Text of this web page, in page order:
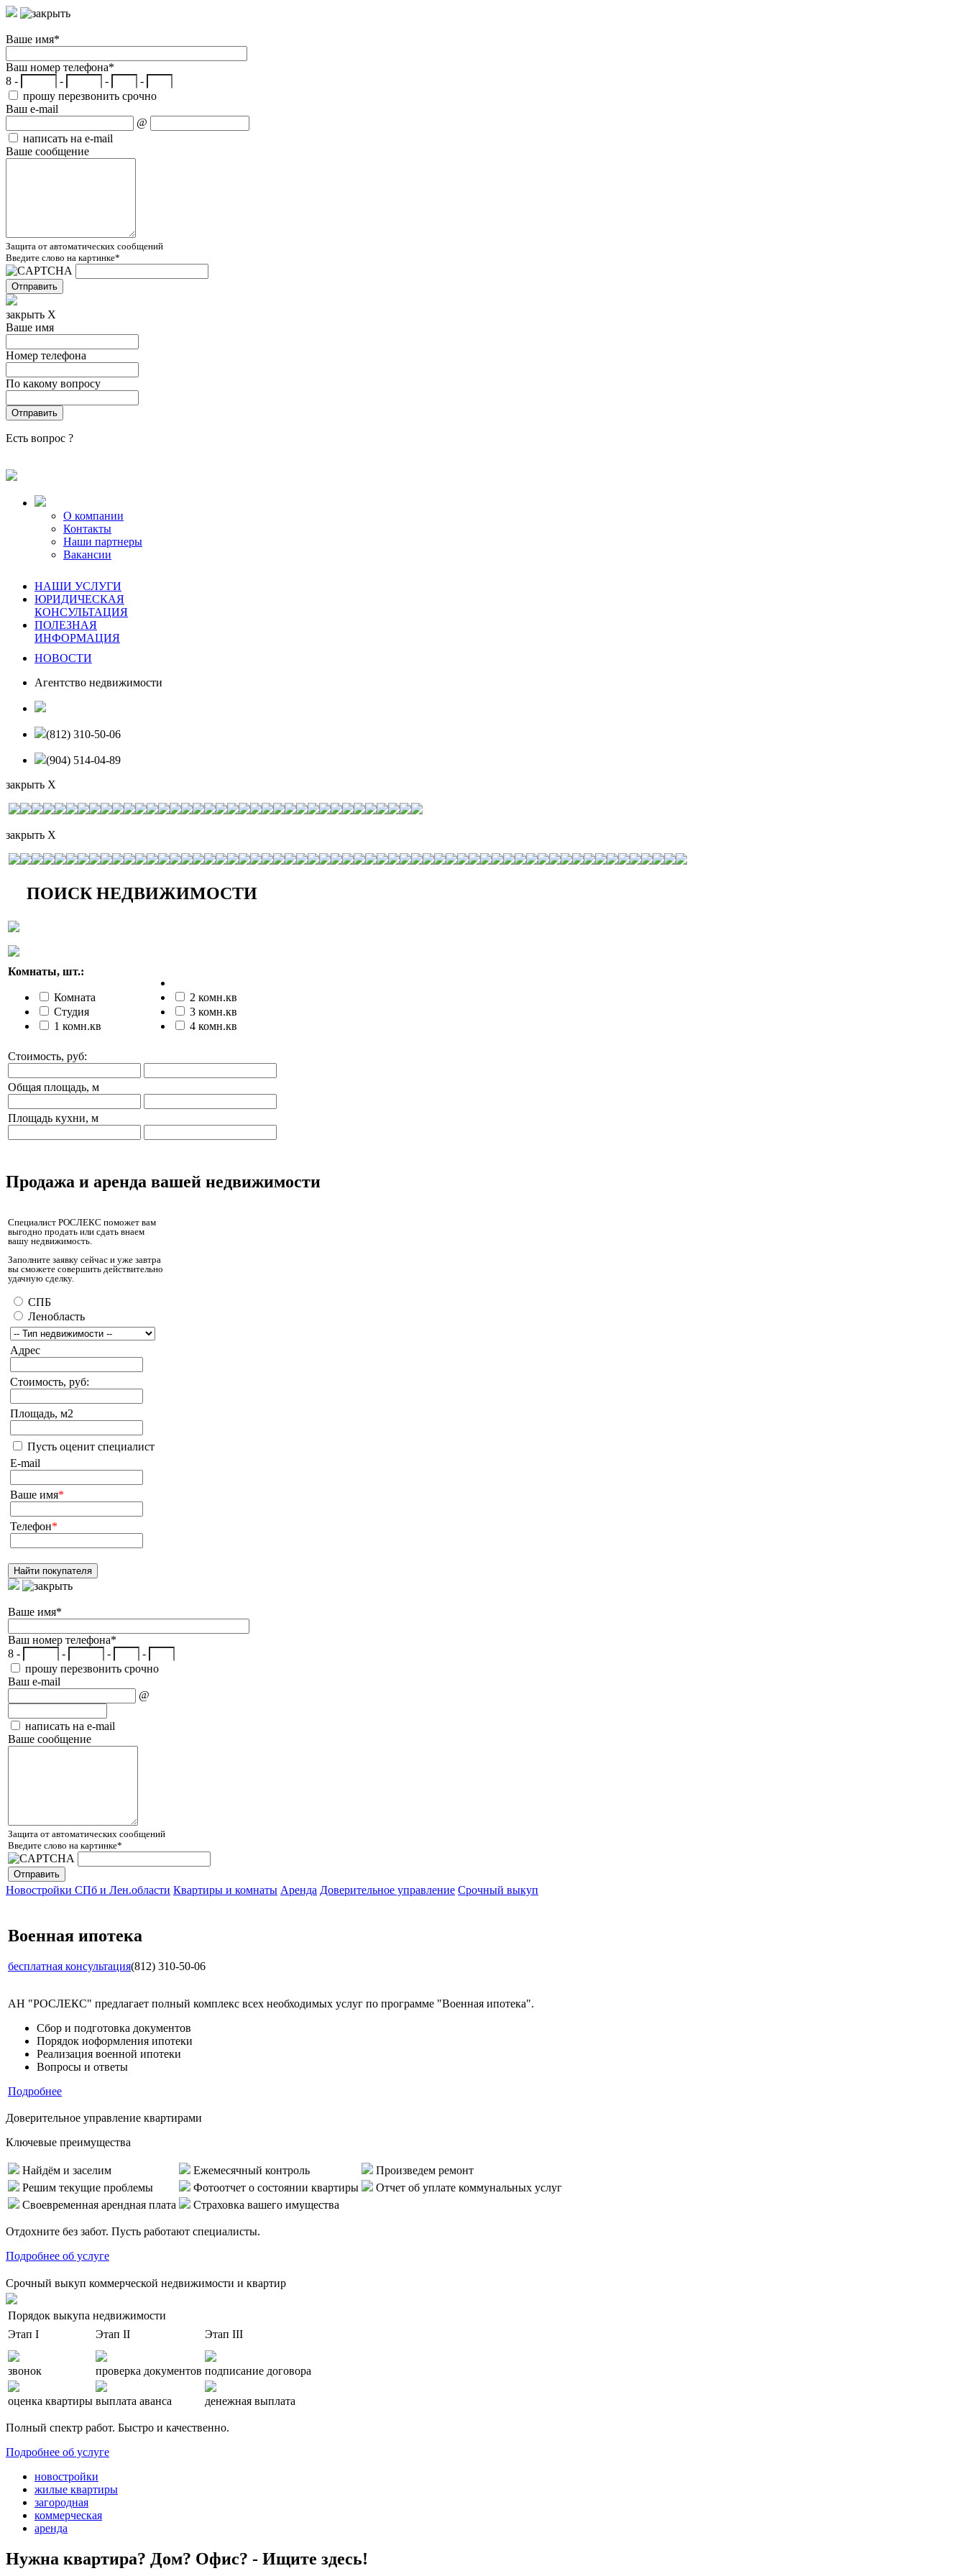
Ваше имя*
Ваш номер телефона*
8 -
- -
-
прошу перезвонить срочно
Ваш e-mail
@
написать на e-mail
Ваше сообщение
Защита от автоматических сообщений
Введите слово на картинке*
закрыть X
Ваше имя
Номер телефона
По какому вопросу
Есть вопрос ?
О компании
Контакты
Наши партнеры
Вакансии
НАШИ УСЛУГИ
ЮРИДИЧЕСКАЯ
КОНСУЛЬТАЦИЯ
ПОЛЕЗНАЯ
ИНФОРМАЦИЯ
НОВОСТИ
Агентство недвижимости
(812) 310-50-06
(904) 514-04-89
закрыть X
закрыть X
ПОИСК НЕДВИЖИМОСТИ
Комнаты, шт.:
Комната
Студия
1 комн.кв
2 комн.кв
3 комн.кв
4 комн.кв
Стоимость, руб:
Общая площадь, м
Площадь кухни, м
Продажа и аренда вашей недвижимости
Специалист РОСЛЕКС поможет вам
выгодно продать или сдать внаем
вашу недвижимость.
Заполните заявку сейчас и уже завтра
вы сможете совершить действительно
удачную сделку.
СПБ
Ленобласть
Адрес
Стоимость, руб:
Площадь, м2
Пусть оценит специалист
E-mail
Ваше имя*
Телефон*
Ваше имя*
Ваш номер телефона*
8 -
- -
-
прошу перезвонить срочно
Ваш e-mail
@
написать на e-mail
Ваше сообщение
Защита от автоматических сообщений
Введите слово на картинке*
Новостройки СПб и Лен.области Квартиры и комнаты Аренда Доверительное управление Срочный выкуп
Военная ипотека
бесплатная консультация(812) 310-50-06
АН "РОСЛЕКС" предлагает полный комплекс всех необходимых услуг по программе "Военная ипотека".
Сбор и подготовка документов
Порядок иоформления ипотеки
Реализация военной ипотеки
Вопросы и ответы
Подробнее
Доверительное управление квартирами
Ключевые преимущества
Найдём и заселим Ежемесячный контроль
Произведем ремонт
Решим текущие проблемы
Фотоотчет о состоянии квартиры
Отчет об уплате коммунальных услуг
Своевременная арендная плата
Страховка вашего имущества
Отдохните без забот. Пусть работают специалисты.
Подробнее об услуге
Срочный выкуп коммерческой недвижимости и квартир
Порядок выкупа недвижимости
Этап I
Этап II Этап III
звонок проверка документов подписание договора
оценка квартиры выплата аванса денежная выплата
Полный спектр работ. Быстро и качественно.
Подробнее об услуге
новостройки
жилые квартиры
загородная
коммерческая
аренда
Нужна квартира? Дом? Офис? - Ищите здесь!